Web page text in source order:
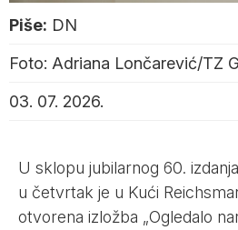
Piše: DN
Foto: Adriana Lončarević/TZ
03. 07. 2026.
U sklopu jubilarnog 60.
u četvrtak je u Kući
otvorena izložba „Ogledalo